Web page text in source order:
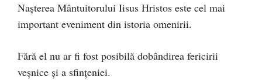
Nașterea Mântuitorului Iisus Hristos este cel mai
important eveniment din istoria omenirii.
Fără el nu ar fi fost posibilă dobândirea fericirii
veșnice și a sfințeniei.